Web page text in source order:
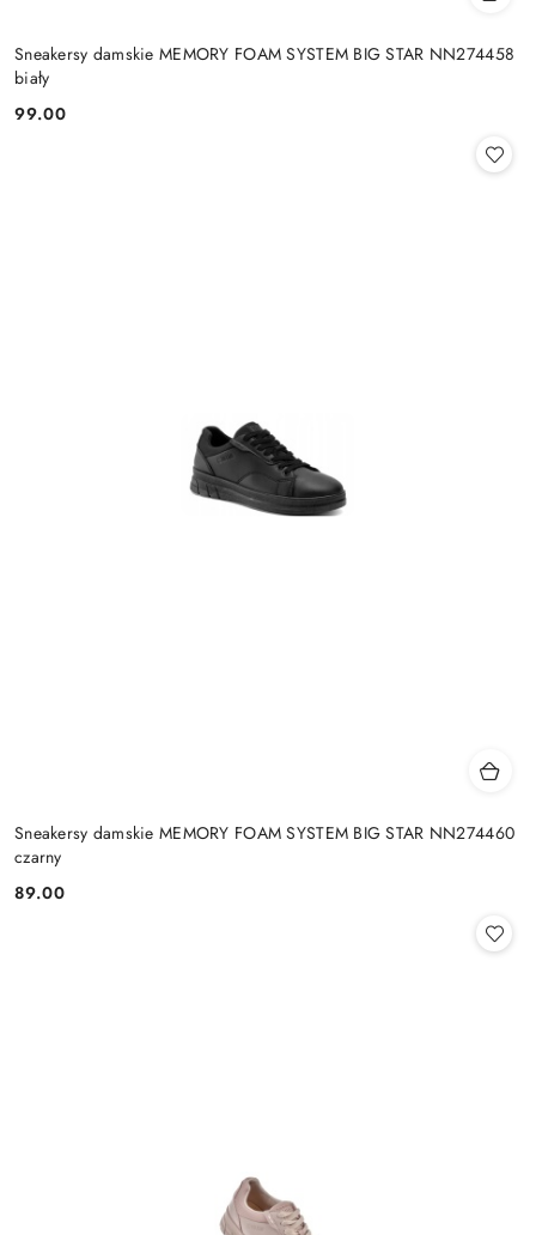
Sneakersy damskie MEMORY FOAM SYSTEM BIG STAR NN274458
biały
Cena:
99.00
Sneakersy damskie MEMORY FOAM SYSTEM BIG STAR NN274460
czarny
Cena:
89.00